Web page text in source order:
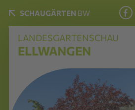
SCHAUGÄRTEN BW
LANDESGARTENSCHAU
ELLWANGEN